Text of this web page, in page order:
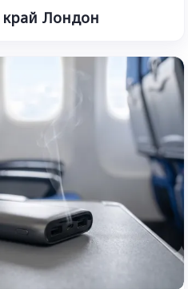
Лондон